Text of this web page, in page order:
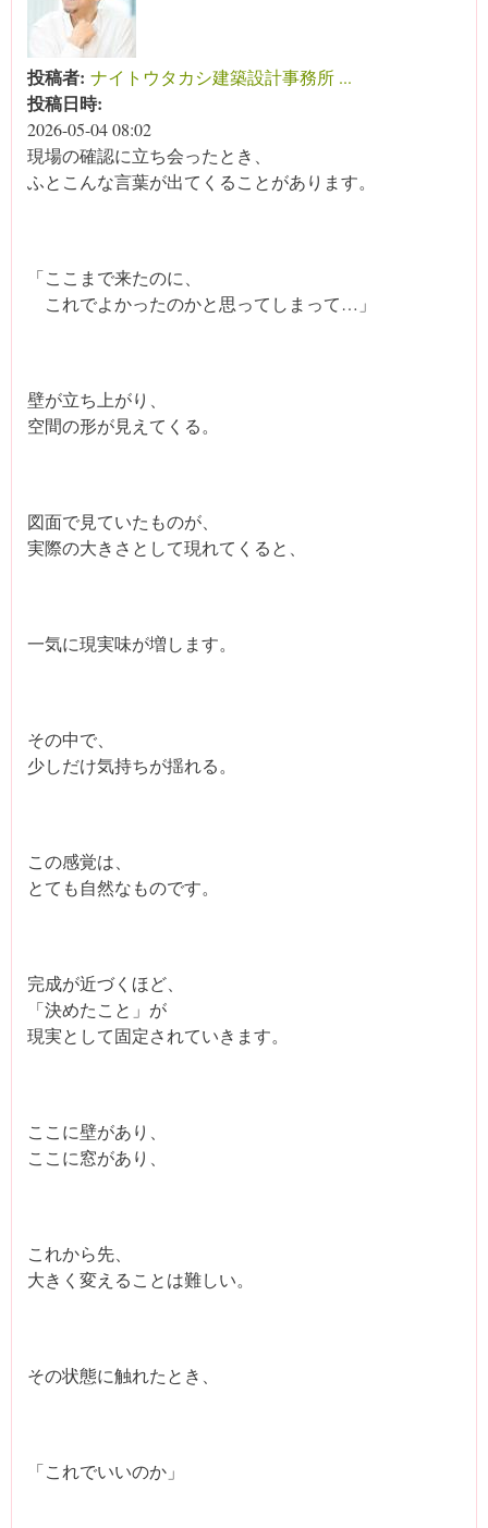
投稿者: ナイトウタカシ建築設計事務所 ...
投稿日時:
2026-05-04 08:02
現場の確認に立ち会ったとき、
ふとこんな言葉が出てくることがあります。
「ここまで来たのに、
これでよかったのかと思ってしまって…」
壁が立ち上がり、
空間の形が見えてくる。
図面で見ていたものが、
実際の大きさとして現れてくると、
一気に現実味が増します。
その中で、
少しだけ気持ちが揺れる。
この感覚は、
とても自然なものです。
完成が近づくほど、
「決めたこと」が
現実として固定されていきます。
ここに壁があり、
ここに窓があり、
これから先、
大きく変えることは難しい。
その状態に触れたとき、
「これでいいのか」